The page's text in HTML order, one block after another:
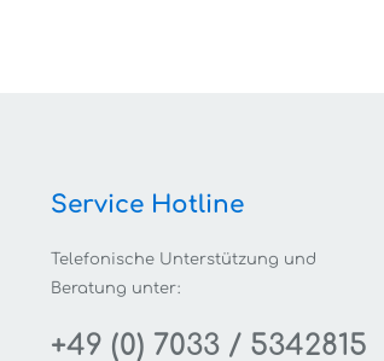
Service Hotline
Telefonische Unterstützung und
Beratung unter:
+49 (0) 7033 / 5342815